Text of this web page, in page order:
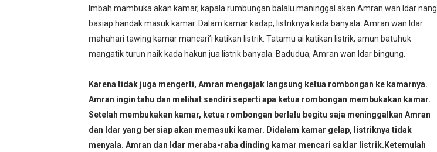
Imbah mambuka akan kamar, kapala rumbungan balalu maninggal akan Amran wan Idar nang
basiap handak masuk kamar. Dalam kamar kadap, listriknya kada banyala. Amran wan Idar
mahahari tawing kamar mancari’i katikan listrik. Tatamu ai katikan listrik, amun batuhuk
mangatik turun naik kada hakun jua listrik banyala. Badudua, Amran wan Idar bingung.
Karena tidak juga mengerti, Amran mengajak langsung ketua rombongan ke kamarnya.
Amran ingin tahu dan melihat sendiri seperti apa ketua rombongan membukakan kamar.
Setelah membukakan kamar, ketua rombongan berlalu begitu saja meninggalkan Amran
dan Idar yang bersiap akan memasuki kamar. Didalam kamar gelap, listriknya tidak
menyala. Amran dan Idar meraba-raba dinding kamar mencari saklar listrik.Ketemulah